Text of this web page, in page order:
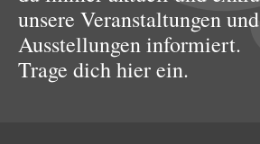
unsere Veranstaltungen und
Ausstellungen informiert.
Trage dich hier ein.